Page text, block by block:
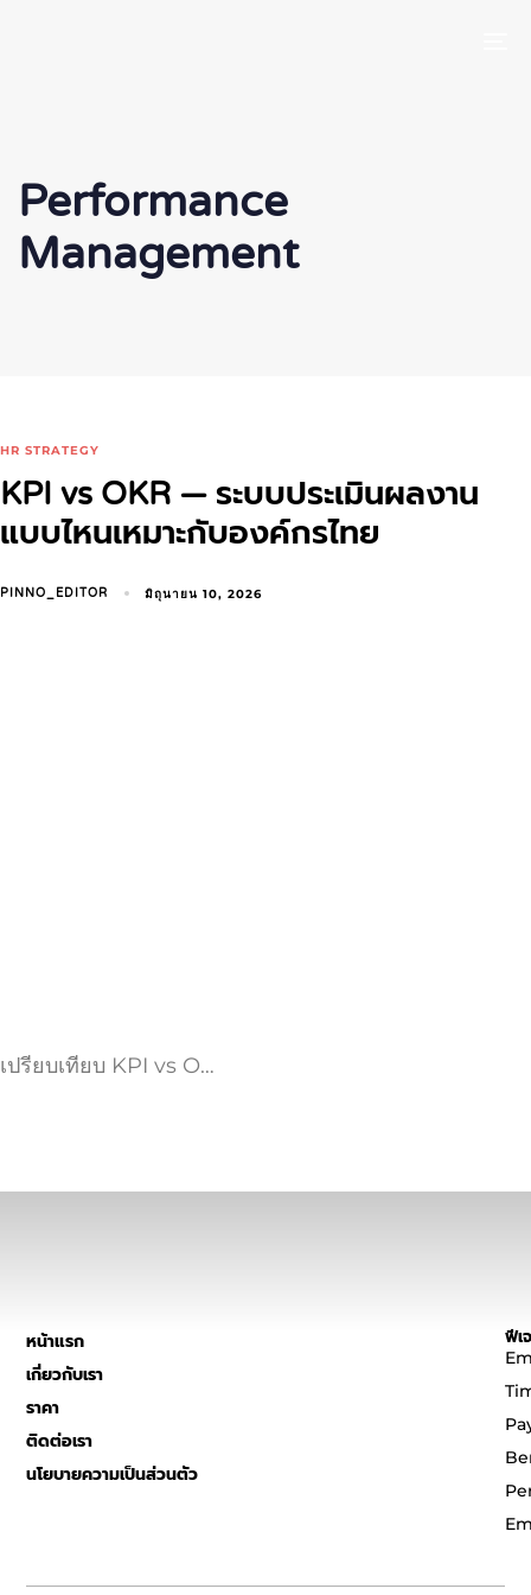
Performance
Management
HR STRATEGY
KPI vs OKR — ระบบประเมินผลงาน
แบบไหนเหมาะกับองค์กรไทย
PINNO_EDITOR มิถุนายน 10, 2026
เปรียบเทียบ KPI vs O…
หน้าแรก
เกี่ยวกับเรา
ราคา
ติดต่อเรา
นโยบายความเป็นส่วนตัว
ฟีเ